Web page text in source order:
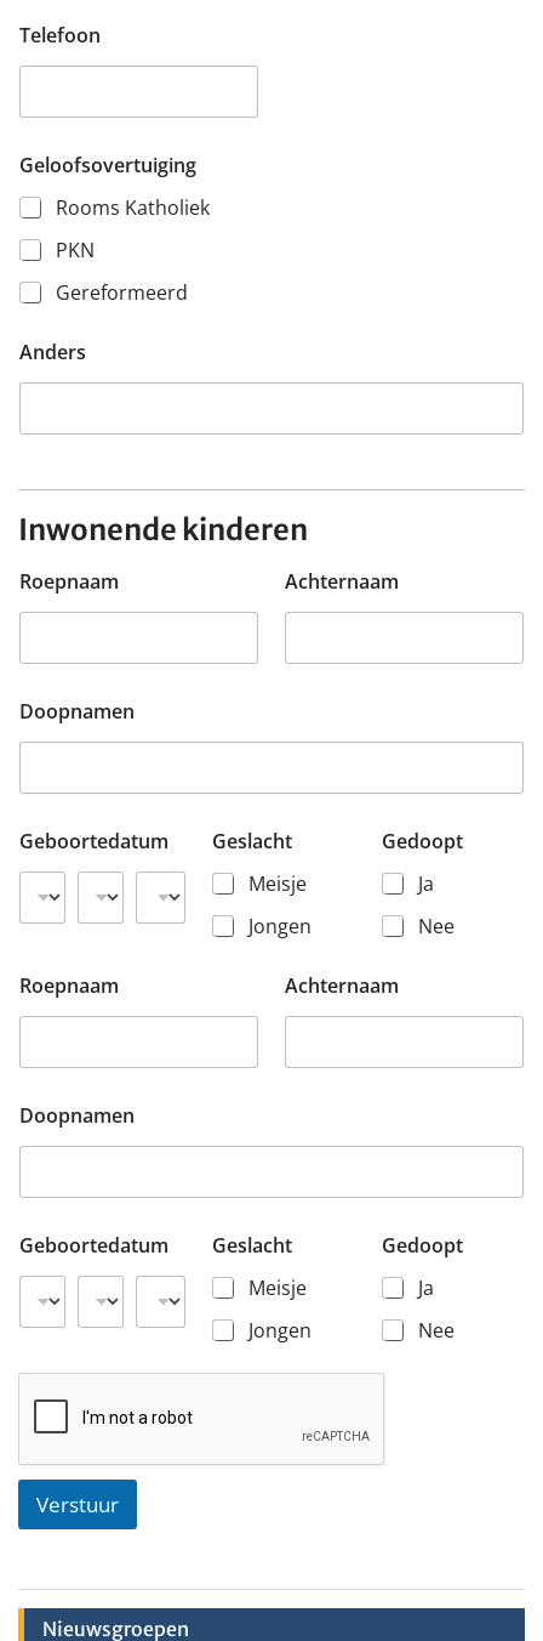
Telefoon
Geloofsovertuiging
Rooms Katholiek
PKN
Gereformeerd
Anders
Inwonende kinderen
Roepnaam Achternaam
Doopnamen
Geboortedatum
Geslacht
Meisje
Jongen
Gedoopt
Ja
Nee
Roepnaam Achternaam
Doopnamen
Geboortedatum
Geslacht
Meisje
Jongen
Gedoopt
Ja
Nee
Verstuur
Nieuwsgroepen